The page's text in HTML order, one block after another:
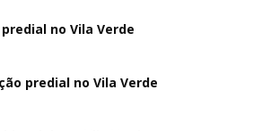
no Vila Verde
predial no Vila Verde